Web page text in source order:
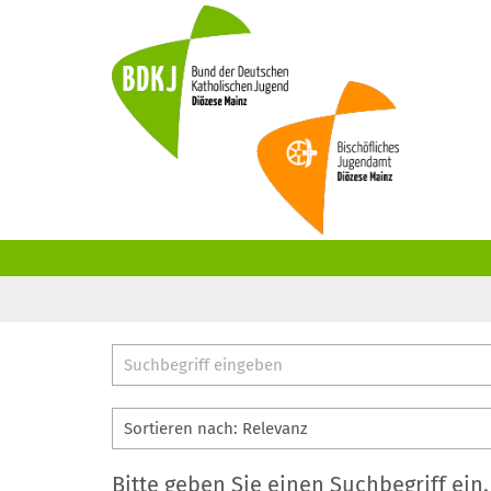
Suche
Bitte geben Sie einen Suchbegriff ein.